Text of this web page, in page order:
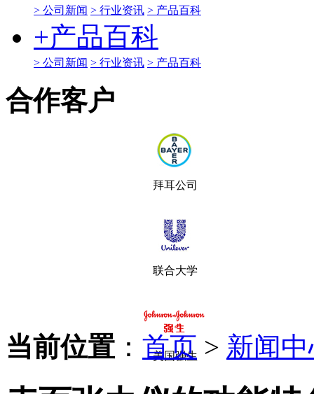
> 公司新闻 > 行业资讯 > 产品百科
+产品百科
> 公司新闻 > 行业资讯 > 产品百科
合作客户
拜耳公司
联合大学
美国强生
当前位置 ： 首页 > 新闻